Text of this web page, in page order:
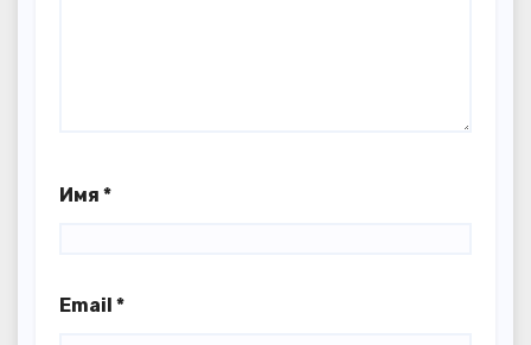
Имя *
Email *